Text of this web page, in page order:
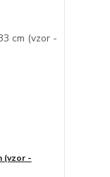
(vzor -